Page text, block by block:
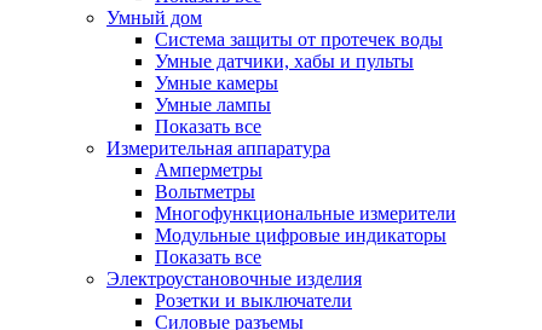
Умный дом
Система защиты от протечек воды
Умные датчики, хабы и пульты
Умные камеры
Умные лампы
Показать все
Измерительная аппаратура
Амперметры
Вольтметры
Многофункциональные измерители
Модульные цифровые индикаторы
Показать все
Электроустановочные изделия
Розетки и выключатели
Силовые разъемы